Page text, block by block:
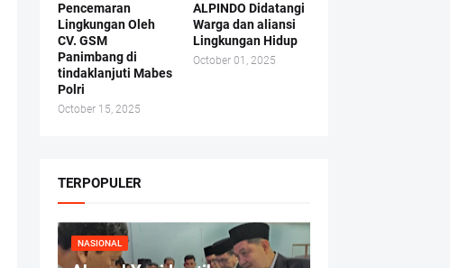
Pencemaran
Lingkungan Oleh
CV. GSM
Panimbang di
tindaklanjuti Mabes
Polri
October 15, 2025
ALPINDO Didatangi
Warga dan aliansi
Lingkungan Hidup
October 01, 2025
TERPOPULER
NASIONAL